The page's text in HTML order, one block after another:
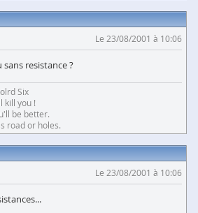
Le 23/08/2001 à 10:06
sans resistance ?
Six
kill you !
be better.
road or holes.
Le 23/08/2001 à 10:06